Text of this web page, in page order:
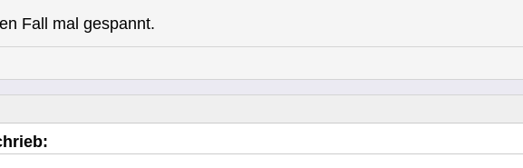
Fall mal gespannt.